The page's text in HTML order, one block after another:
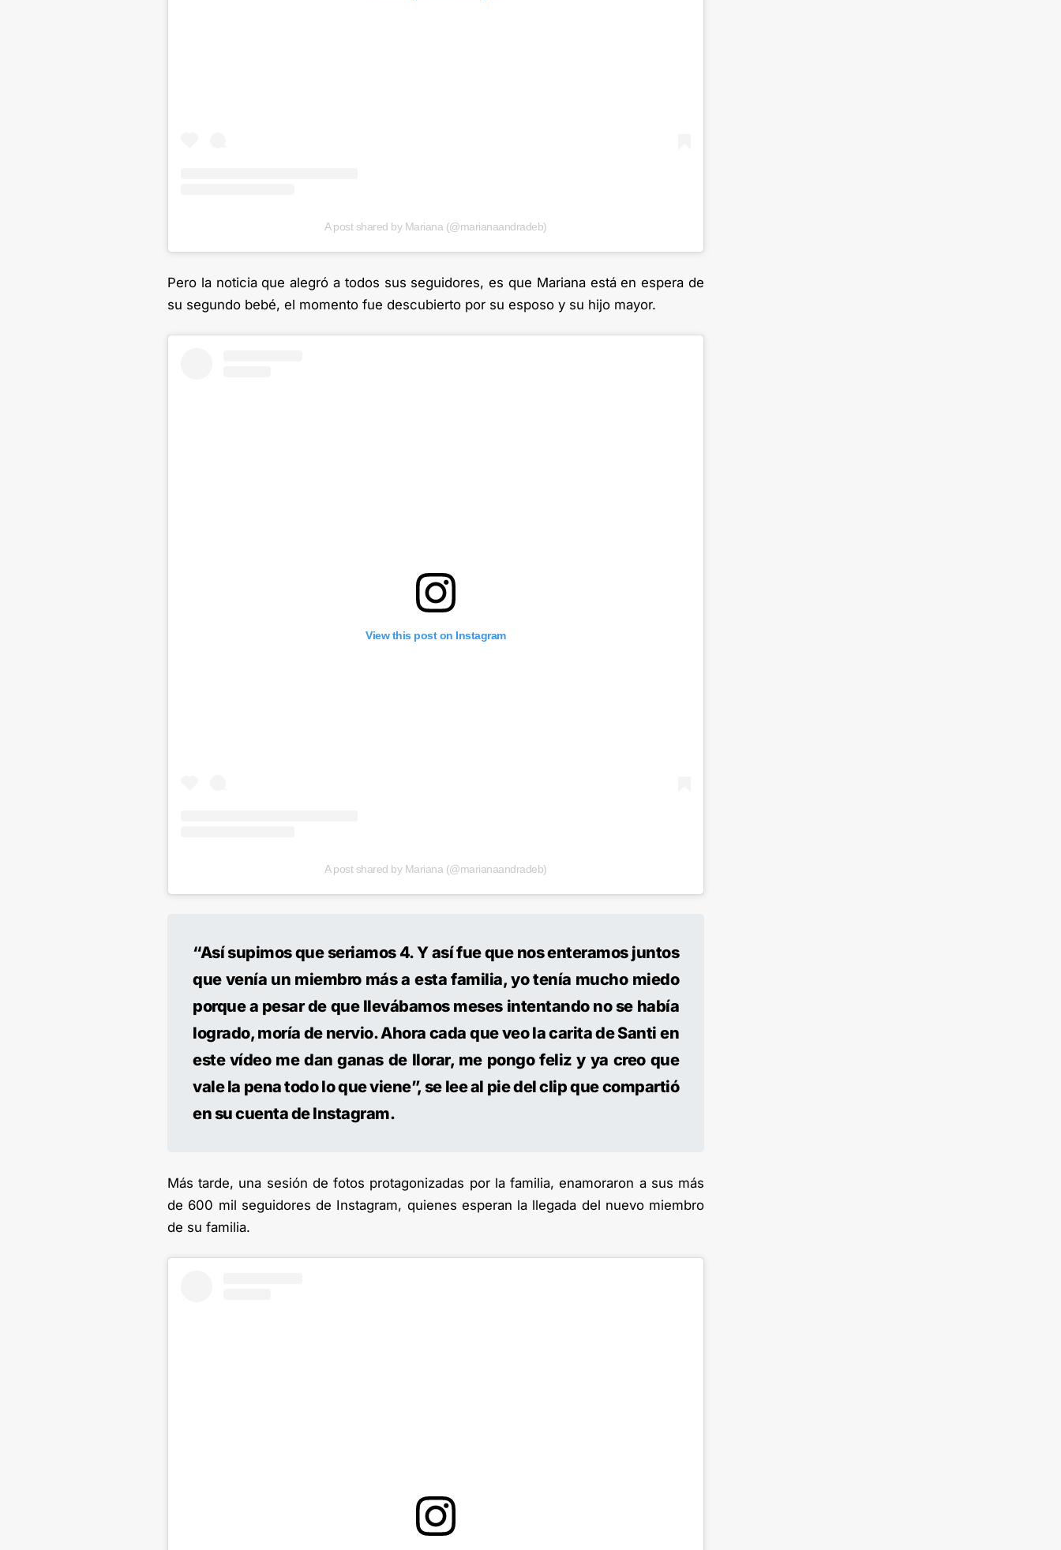
A post shared by Mariana (@marianaandradeb)
Pero la noticia que alegró a todos sus seguidores, es que Mariana está en espera de
su segundo bebé, el momento fue descubierto por su esposo y su hijo mayor.
View this post on Instagram
A post shared by Mariana (@marianaandradeb)
“Así supimos que seriamos 4. Y así fue que nos enteramos juntos
que venía un miembro más a esta familia, yo tenía mucho miedo
porque a pesar de que llevábamos meses intentando no se había
logrado, moría de nervio. Ahora cada que veo la carita de Santi en
este vídeo me dan ganas de llorar, me pongo feliz y ya creo que
vale la pena todo lo que viene”, se lee al pie del clip que compartió
en su cuenta de Instagram.
Más tarde, una sesión de fotos protagonizadas por la familia, enamoraron a sus más
de 600 mil seguidores de Instagram, quienes esperan la llegada del nuevo miembro
de su familia.